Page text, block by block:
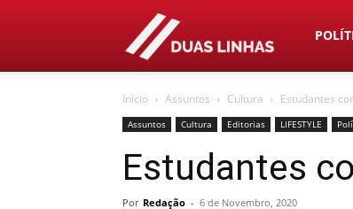
Duas
Linhas
Início Assuntos Cultura Estudantes
Assuntos Cultura Editorias LIFESTYLE
Estudantes
Por Redação - 6 de Novembro, 2020